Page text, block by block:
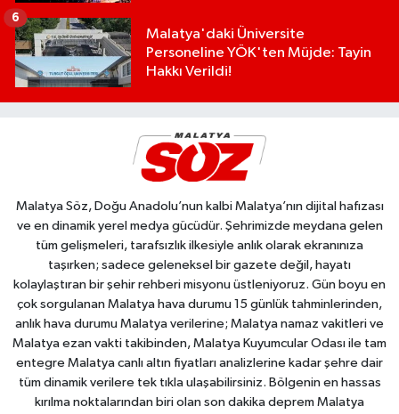
Malatya'daki Üniversite
Personeline YÖK'ten Müjde: Tayin
Hakkı Verildi!
6
Malatya Söz, Doğu Anadolu’nun kalbi Malatya’nın dijital hafızası
ve en dinamik yerel medya gücüdür. Şehrimizde meydana gelen
tüm gelişmeleri, tarafsızlık ilkesiyle anlık olarak ekranınıza
taşırken; sadece geleneksel bir gazete değil, hayatı
kolaylaştıran bir şehir rehberi misyonu üstleniyoruz. Gün boyu en
çok sorgulanan Malatya hava durumu 15 günlük tahminlerinden,
anlık hava durumu Malatya verilerine; Malatya namaz vakitleri ve
Malatya ezan vakti takibinden, Malatya Kuyumcular Odası ile tam
entegre Malatya canlı altın fiyatları analizlerine kadar şehre dair
tüm dinamik verilere tek tıkla ulaşabilirsiniz. Bölgenin en hassas
kırılma noktalarından biri olan son dakika deprem Malatya